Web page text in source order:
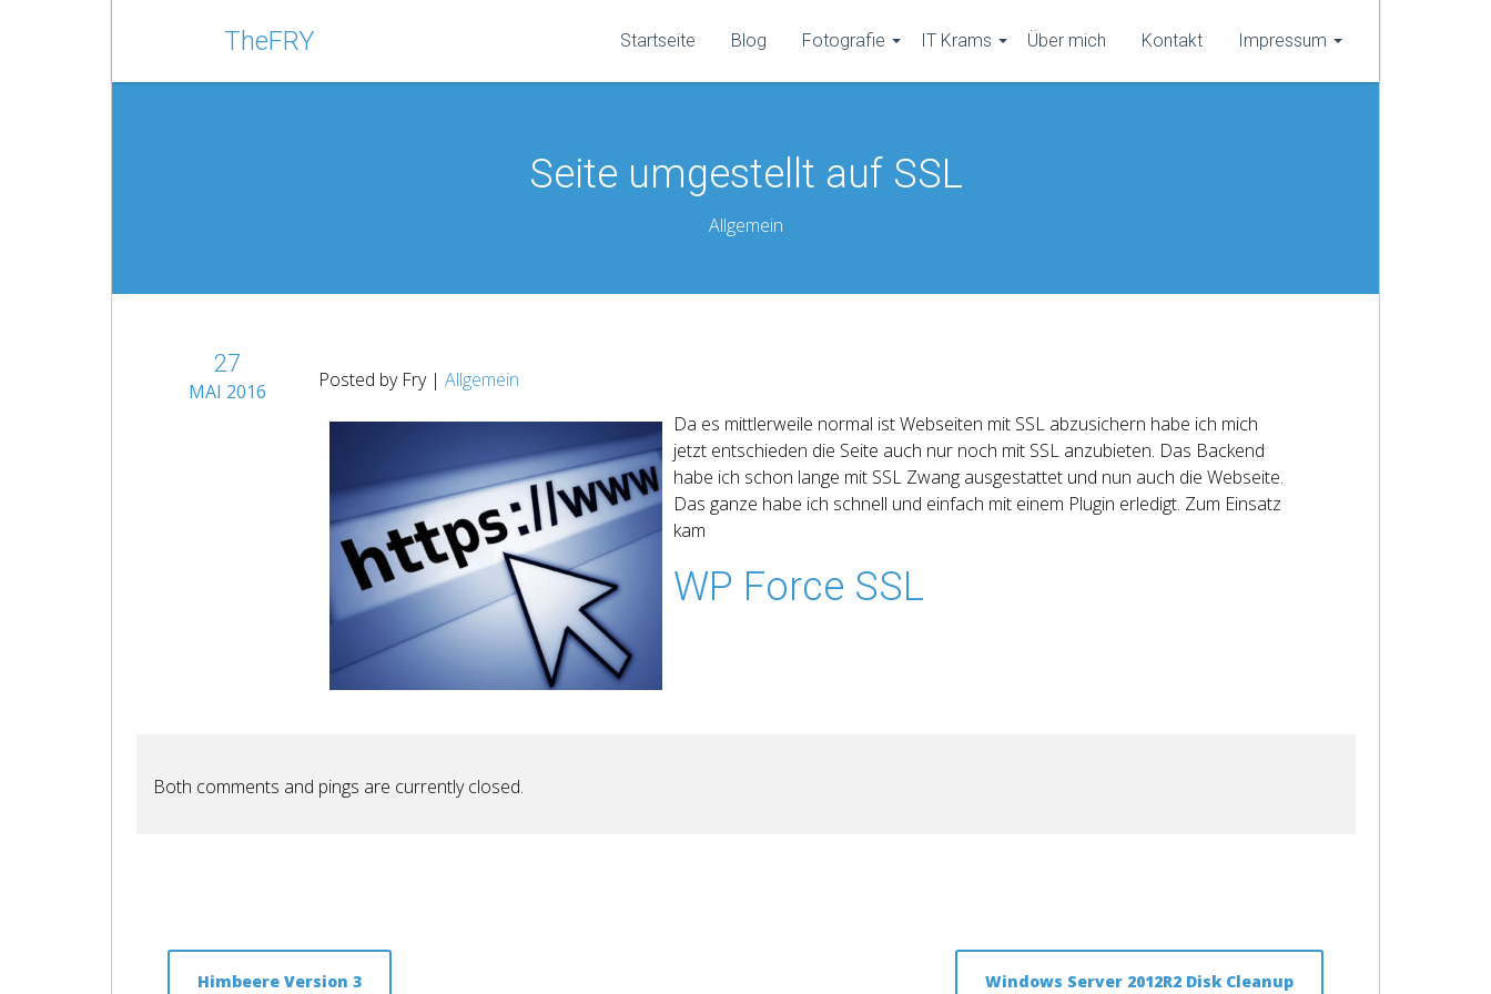
TheFRY Startseite Blog Fotografie IT Krams Über mich Kontakt Impressum
Seite umgestellt auf SSL
Allgemein
27
MAI 2016 Posted by Fry |Allgemein
Da es mittlerweile normal ist Webseiten mit SSL abzusichern habe ich mich
jetzt entschieden die Seite auch nur noch mit SSL anzubieten. Das Backend
habe ich schon lange mit SSL Zwang ausgestattet und nun auch die Webseite.
Das ganze habe ich schnell und einfach mit einem Plugin erledigt. Zum Einsatz
kam
WP Force SSL
Both comments and pings are currently closed.
Windows Server 2012R2 Disk Cleanup
Himbeere Version 3